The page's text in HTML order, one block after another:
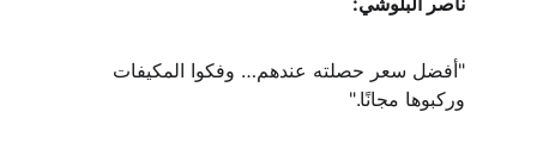
"أفضل سعر حصلته عندهم… وفكوا المكيفات
وركبوها مجانًا."